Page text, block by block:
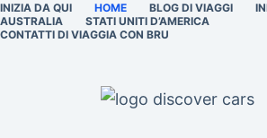
INIZIA DA QUI HOME BLOG DI VIAGGI
AUSTRALIA
STATI UNITI D’AMERICA
CONTATTI DI VIAGGIA CON BRU